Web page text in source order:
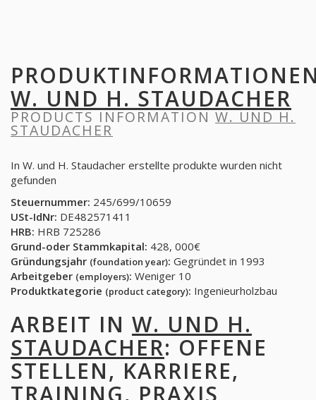
W. UND H. STAUDACHER
PRODUCTS INFORMATION W. UND H.
STAUDACHER
In W. und H. Staudacher erstellte produkte wurden nicht
gefunden
Steuernummer: 245/699/10659
USt-IdNr: DE482571411
HRB: HRB 725286
Grund-oder Stammkapital: 428, 000€
Gründungsjahr (foundation year): Gegründet in 1993
Arbeitgeber (employers): Weniger 10
Produktkategorie (product category): Ingenieurholzbau
ARBEIT IN W. UND H.
STAUDACHER: OFFENE
STELLEN, KARRIERE,
TRAINING, PRAXIS